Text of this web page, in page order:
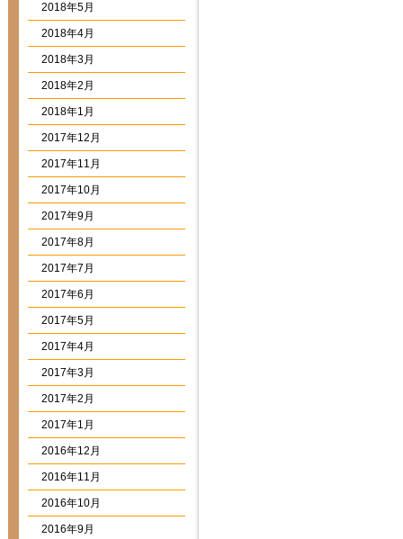
2018年5月
2018年4月
2018年3月
2018年2月
2018年1月
2017年12月
2017年11月
2017年10月
2017年9月
2017年8月
2017年7月
2017年6月
2017年5月
2017年4月
2017年3月
2017年2月
2017年1月
2016年12月
2016年11月
2016年10月
2016年9月